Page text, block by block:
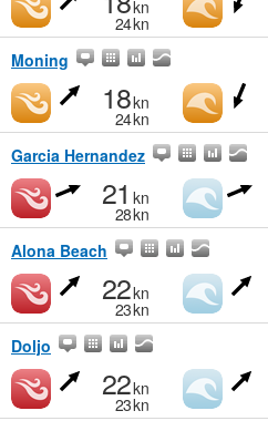
kn
24kn
Moning
18kn
24kn
Garcia Hernandez
21 kn
28kn
Alona Beach
22kn
23kn
Doljo
22kn
23kn